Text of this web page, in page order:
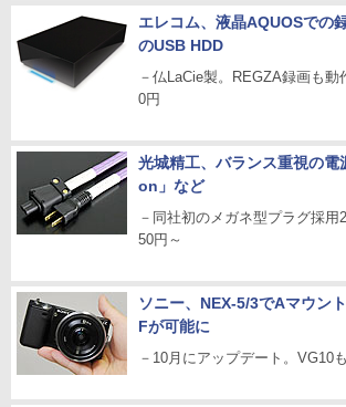
エレコム、液晶AQUOSでの
のUSB HDD
－仏LaCie製。REGZA録画も動
0円
光城精工、バランス重視の電
on」など
－同社初のメガネ型プラグ採用
50円～
ソニー、NEX-5/3でAマウン
Fが可能に
－10月にアップデート。VG10